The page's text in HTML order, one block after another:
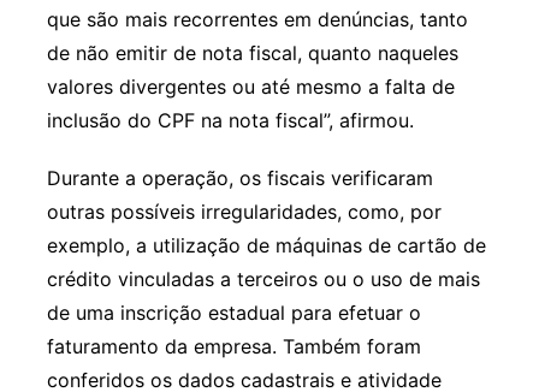
que são mais recorrentes em denúncias, tanto
de não emitir de nota fiscal, quanto naqueles
valores divergentes ou até mesmo a falta de
inclusão do CPF na nota fiscal”, afirmou.
Durante a operação, os fiscais verificaram
outras possíveis irregularidades, como, por
exemplo, a utilização de máquinas de cartão de
crédito vinculadas a terceiros ou o uso de mais
de uma inscrição estadual para efetuar o
faturamento da empresa. Também foram
conferidos os dados cadastrais e atividade